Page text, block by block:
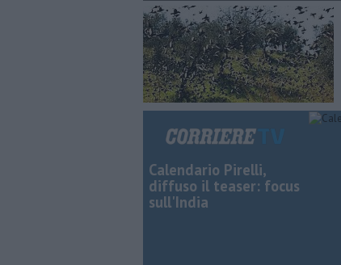
Calendario Pirelli,
diffuso il teaser: focus
sull'India